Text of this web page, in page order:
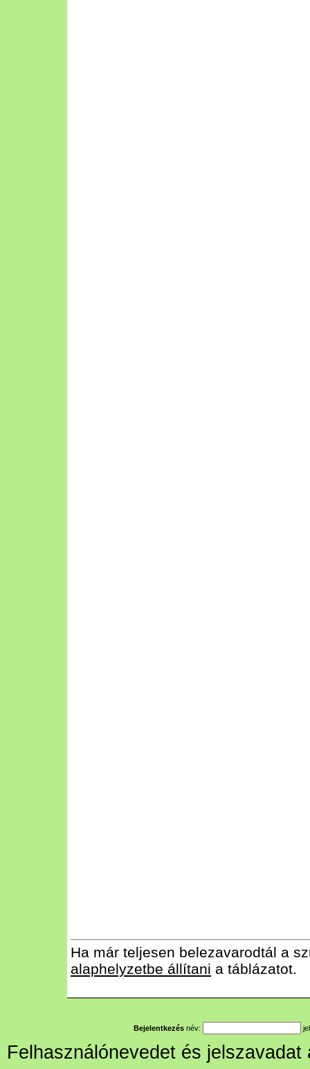
Ha már teljesen belezavarodtál a
alaphelyzetbe állítani a táblázatot.
Bejelentkezés név:
Felhasználónevedet és